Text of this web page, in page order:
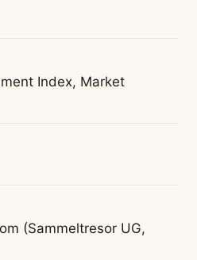
Index, Market
(Sammeltresor UG,